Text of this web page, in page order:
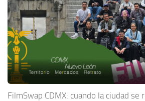
FilmSwap CDMX: cuando la ciudad se